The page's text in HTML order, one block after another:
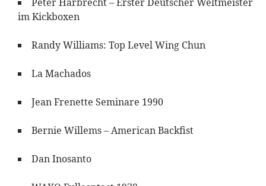
im Kickboxen
Randy Williams: Top Level Wing Chun
La Machados
Jean Frenette Seminare 1990
Bernie Willems – American Backfist
Dan Inosanto